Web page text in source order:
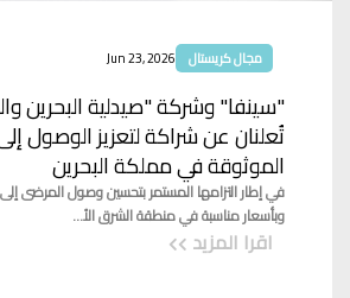
مجال كريستال Jun 23, 2026
"سينفا" وشركة "صيدلية البحرين
تُعلنان عن شراكة لتعزيز الوصول
الموثوقة في مملكة البحرين
في إطار التزامها المستمر بتحسين وصول المرضى إلى
وبأسعار مناسبة في منطقة الشرق الأ...
اقرا المزيد